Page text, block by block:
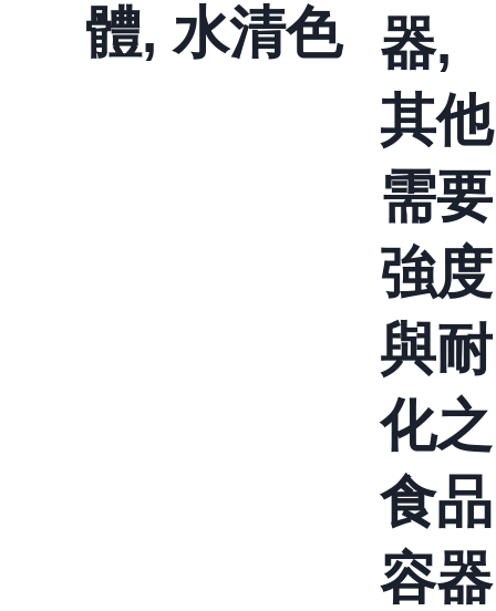
體, 水清色
器,
其他
需要
強度
與耐
化之
食品
容器